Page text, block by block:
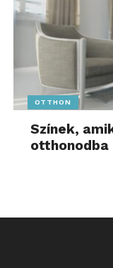
OTTHON
Színek,
otthonodba